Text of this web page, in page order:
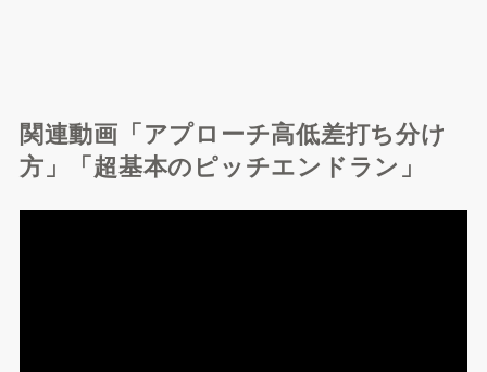
関連動画「アプローチ高低差打ち分け
方」「超基本のピッチエンドラン」